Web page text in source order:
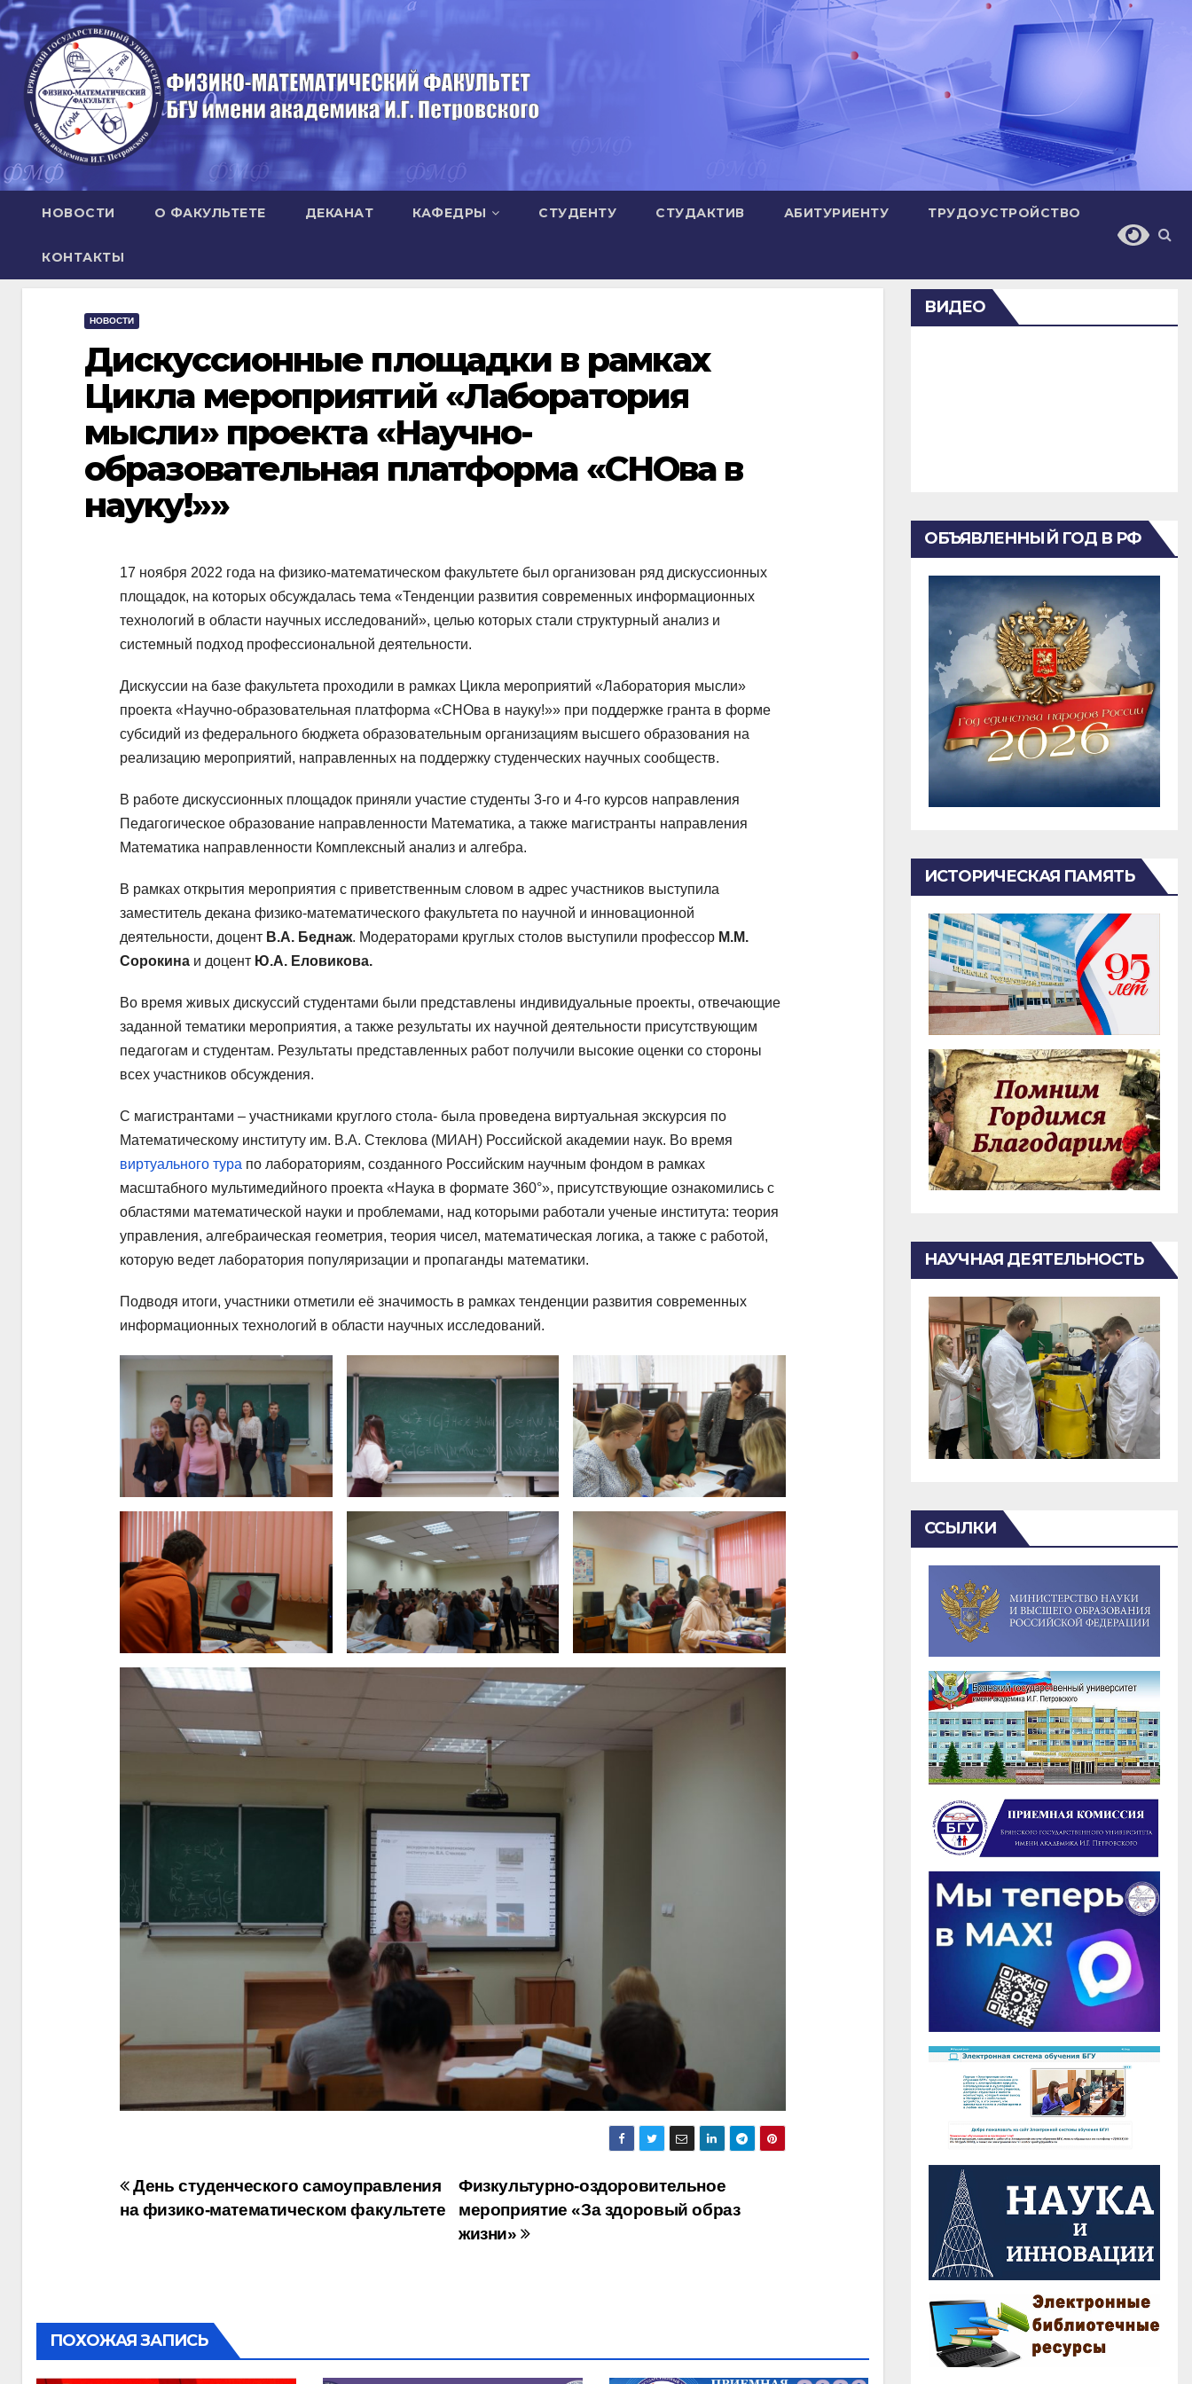
Перейти
к
содержимому
НОВОСТИ О ФАКУЛЬТЕТЕ ДЕКАНАТ КАФЕДРЫ СТУДЕНТУ СТУДАКТИВ АБИТУРИЕНТУ ТРУДОУСТРОЙСТВО
КОНТАКТЫ
НОВОСТИ
Дискуссионные площадки в рамках
Цикла мероприятий «Лаборатория
мысли» проекта «Научно-
образовательная платформа «СНОва в
науку!»»
17 ноября 2022 года на физико-математическом факультете был организован ряд дискуссионных
площадок, на которых обсуждалась тема «Тенденции развития современных информационных
технологий в области научных исследований», целью которых стали структурный анализ и
системный подход профессиональной деятельности.
Дискуссии на базе факультета проходили в рамках Цикла мероприятий «Лаборатория мысли»
проекта «Научно-образовательная платформа «СНОва в науку!»» при поддержке гранта в форме
субсидий из федерального бюджета образовательным организациям высшего образования на
реализацию мероприятий, направленных на поддержку студенческих научных сообществ.
В работе дискуссионных площадок приняли участие студенты 3-го и 4-го курсов направления
Педагогическое образование направленности Математика, а также магистранты направления
Математика направленности Комплексный анализ и алгебра.
В рамках открытия мероприятия с приветственным словом в адрес участников выступила
заместитель декана физико-математического факультета по научной и инновационной
деятельности, доцент В.А. Беднаж. Модераторами круглых столов выступили профессор М.М.
Сорокина и доцент Ю.А. Еловикова.
Во время живых дискуссий студентами были представлены индивидуальные проекты, отвечающие
заданной тематики мероприятия, а также результаты их научной деятельности присутствующим
педагогам и студентам. Результаты представленных работ получили высокие оценки со стороны
всех участников обсуждения.
С магистрантами – участниками круглого стола- была проведена виртуальная экскурсия по
Математическому институту им. В.А. Стеклова (МИАН) Российской академии наук. Во время
виртуального тура по лабораториям, созданного Российским научным фондом в рамках
масштабного мультимедийного проекта «Наука в формате 360°», присутствующие ознакомились с
областями математической науки и проблемами, над которыми работали ученые института: теория
управления, алгебраическая геометрия, теория чисел, математическая логика, а также с работой,
которую ведет лаборатория популяризации и пропаганды математики.
Подводя итоги, участники отметили её значимость в рамках тенденции развития современных
информационных технологий в области научных исследований.
Навигация
по
Физкультурно-оздоровительное
мероприятие «За здоровый образ
жизни»
День студенческого самоуправления
на физико-математическом факультете
ПОХОЖАЯ ЗАПИСЬ
ВИДЕО
ОБЪЯВЛЕННЫЙ ГОД В РФ
ИСТОРИЧЕСКАЯ ПАМЯТЬ
НАУЧНАЯ ДЕЯТЕЛЬНОСТЬ
ССЫЛКИ